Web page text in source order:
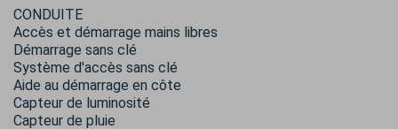
CONDUITE
Accès et démarrage mains libres
Démarrage sans clé
Système d'accès sans clé
Aide au démarrage en côte
Capteur de luminosité
Capteur de pluie